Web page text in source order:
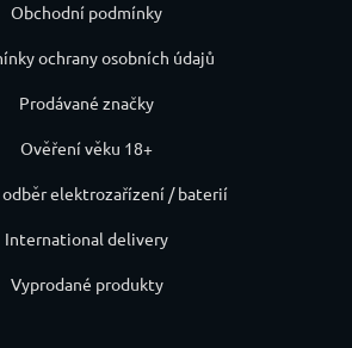
Obchodní podmínky
ochrany osobních údajů
Prodávané značky
Ověření věku 18+
elektrozařízení / baterií
International delivery
Vyprodané produkty